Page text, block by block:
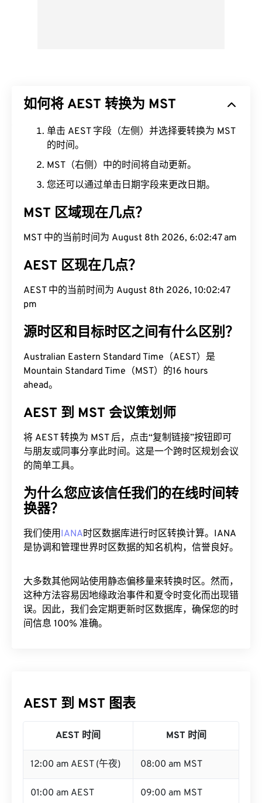
如何将 AEST 转换为 MST
单击 AEST 字段（左侧）并选择要转换为 MST
的时间。
MST（右侧）中的时间将自动更新。
您还可以通过单击日期字段来更改日期。
MST 区域现在几点？
MST 中的当前时间为 August 8th 2026, 6:02:48 am
AEST 区现在几点？
AEST 中的当前时间为 August 8th 2026, 10:02:48
pm
源时区和目标时区之间有什么区别？
Australian Eastern Standard Time（AEST）是
Mountain Standard Time（MST）的16 hours
ahead。
AEST 到 MST 会议策划师
将 AEST 转换为 MST 后，点击“复制链接”按钮即可
与朋友或同事分享此时间。这是一个跨时区规划会议
的简单工具。
为什么您应该信任我们的在线时间转
换器？
我们使用IANA时区数据库进行时区转换计算。IANA
是协调和管理世界时区数据的知名机构，信誉良好。
大多数其他网站使用静态偏移量来转换时区。然而，
这种方法容易因地缘政治事件和夏令时变化而出现错
误。因此，我们会定期更新时区数据库，确保您的时
间信息 100% 准确。
AEST 到 MST 图表
AEST 时间 MST 时间
12:00 am AEST (午夜) 08:00 am MST
01:00 am AEST 09:00 am MST